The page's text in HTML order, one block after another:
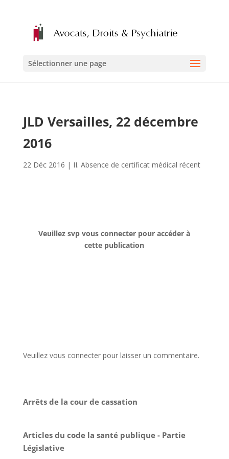
Sélectionner une page
JLD Versailles, 22 décembre
2016
22 Déc 2016 | II. Absence de certificat médical récent
Veuillez svp vous connecter pour accéder à
cette publication
Veuillez vous connecter pour laisser un commentaire.
Arrêts de la cour de cassation
Articles du code la santé publique - Partie
Législative